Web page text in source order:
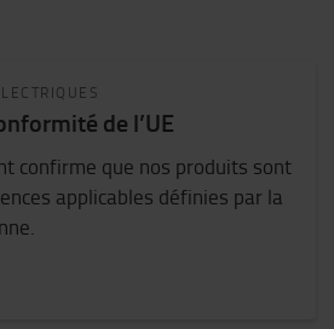
de l’UE
confirme que nos produits sont
applicables définies par la